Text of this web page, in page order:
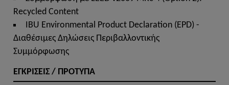
Recycled Content
IBU Environmental Product Declaration (EPD) -
Διαθέσιμες Δηλώσεις Περιβαλλοντικής
Συμμόρφωσης
ΕΓΚΡΙΣΕΙΣ / ΠΡΟΤΥΠΑ